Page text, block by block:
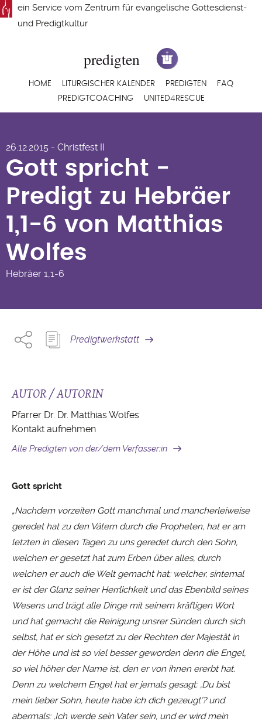
Direkt
zum
ein Service vom Zentrum für evangelische Gottesdienst-
und Predigtkultur
Hauptnavigation
HOME LITURGISCHER KALENDER PREDIGTEN
FAQ
PREDIGTCOACHING
UNITED4RESCUE
Predigt zu Hebräer
1,1-6 von Matthias
Wolfes
26.12.2015 - Christfest II
Gott spricht -
Predigt zu Hebräer
1,1-6 von Matthias
Wolfes
Hebräer 1,1-6
Predigtwerkstatt
AUTOR / AUTORIN
Pfarrer Dr. Dr. Matthias Wolfes
Kontakt aufnehmen
Alle Predigten von der/dem Verfasser:in
Gott spricht
„Nachdem vorzeiten Gott manchmal und mancherleiweise
geredet hat zu den Vätern durch die Propheten, hat er am
letzten in diesen Tagen zu uns geredet durch den Sohn,
welchen er gesetzt hat zum Erben über alles, durch
welchen er auch die Welt gemacht hat; welcher, sintemal
er ist der Glanz seiner Herrlichkeit und das Ebenbild seines
Wesens und trägt alle Dinge mit seinem kräftigen Wort
und hat gemacht die Reinigung unsrer Sünden durch sich
selbst, hat er sich gesetzt zu der Rechten der Majestät in
der Höhe und ist so viel besser geworden denn die Engel,
so viel höher der Name ist, den er von ihnen ererbt hat.
Denn zu welchem Engel hat er jemals gesagt: ‚Du bist
mein lieber Sohn, heute habe ich dich gezeugt’? und
abermals: ‚Ich werde sein Vater sein, und er wird mein